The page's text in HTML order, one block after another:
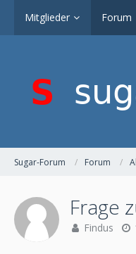
Mitglieder Forum
Sugar-Forum Forum
Frage
Findus